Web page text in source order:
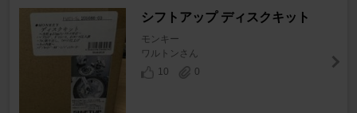
シフトアップ ディスクキット
モンキー
ワルトンさん
10
0